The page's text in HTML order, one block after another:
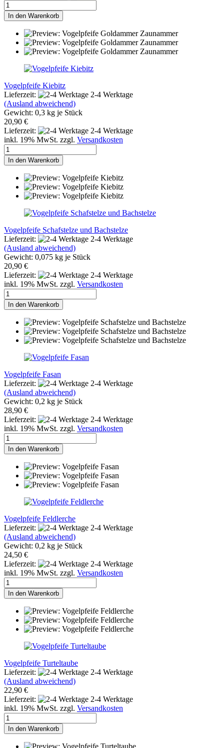
In den Warenkorb
Vogelpfeife Kiebitz
Lieferzeit:
2-4 Werktage
(Ausland abweichend)
Gewicht: 0,3 kg je Stück
20,90 €
Lieferzeit:
2-4 Werktage
inkl. 19% MwSt. zzgl. Versandkosten
In den Warenkorb
Vogelpfeife Schafstelze und Bachstelze
Lieferzeit:
2-4 Werktage
(Ausland abweichend)
Gewicht: 0,075 kg je Stück
20,90 €
Lieferzeit:
2-4 Werktage
inkl. 19% MwSt. zzgl. Versandkosten
In den Warenkorb
Vogelpfeife Fasan
Lieferzeit:
2-4 Werktage
(Ausland abweichend)
Gewicht: 0,2 kg je Stück
28,90 €
Lieferzeit:
2-4 Werktage
inkl. 19% MwSt. zzgl. Versandkosten
In den Warenkorb
Vogelpfeife Feldlerche
Lieferzeit:
2-4 Werktage
(Ausland abweichend)
Gewicht: 0,2 kg je Stück
24,50 €
Lieferzeit:
2-4 Werktage
inkl. 19% MwSt. zzgl. Versandkosten
In den Warenkorb
Vogelpfeife Turteltaube
Lieferzeit:
2-4 Werktage
(Ausland abweichend)
22,90 €
Lieferzeit:
2-4 Werktage
inkl. 19% MwSt. zzgl. Versandkosten
In den Warenkorb